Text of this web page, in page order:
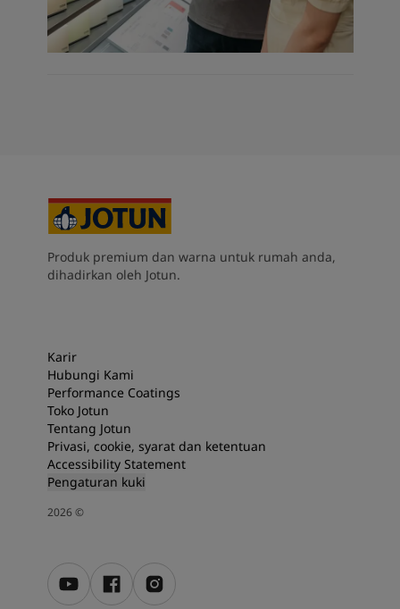
Produk premium dan warna untuk rumah anda,
dihadirkan oleh Jotun.
Karir
Hubungi Kami
Performance Coatings
Toko Jotun
Tentang Jotun
Privasi, cookie, syarat dan ketentuan
Accessibility Statement
Pengaturan kuki
2026©